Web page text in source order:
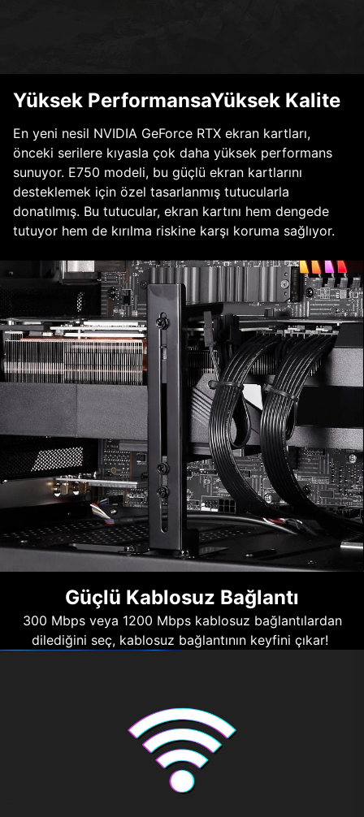
Yüksek PerformansaYüksek Kalite
En yeni nesil NVIDIA GeForce RTX ekran kartları,
önceki serilere kıyasla çok daha yüksek performans
sunuyor. E750 modeli, bu güçlü ekran kartlarını
desteklemek için özel tasarlanmış tutucularla
donatılmış. Bu tutucular, ekran kartını hem dengede
tutuyor hem de kırılma riskine karşı koruma sağlıyor.
Güçlü Kablosuz Bağlantı
300 Mbps veya 1200 Mbps kablosuz bağlantılardan
dilediğini seç, kablosuz bağlantının keyfini çıkar!